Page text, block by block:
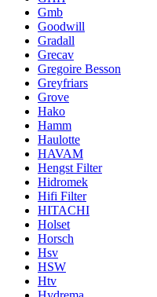
Gmb
Goodwill
Gradall
Grecav
Gregoire Besson
Greyfriars
Grove
Hako
Hamm
Haulotte
HAVAM
Hengst Filter
Hidromek
Hifi Filter
HITACHI
Holset
Horsch
Hsv
HSW
Htv